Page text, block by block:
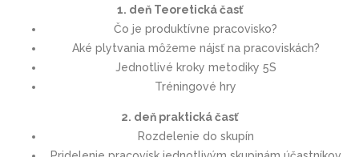
1. deň Teoretická časť
Čo je produktívne pracovisko?
Aké plytvania môžeme nájsť na pracoviskách?
Jednotlivé kroky metodiky 5S
Tréningové hry
2. deň praktická časť
Rozdelenie do skupín